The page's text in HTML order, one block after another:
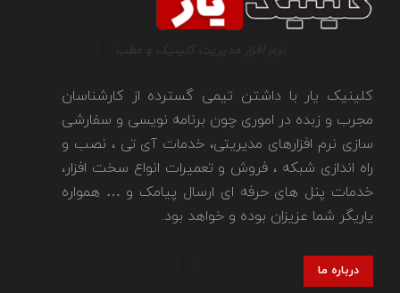
کلینیک یار با داشتن تیمی گسترده از کارشناسان
مجرب و زبده در اموری چون برنامه نویسی و سفارشی
سازی نرم افزارهای مدیریتی، خدمات آی تی ، نصب و
راه اندازی شبکه ، فروش و تعمیرات انواع سخت افزار،
خدمات پنل های حرفه ای ارسال پیامک و … همواره
یاریگر شما عزیزان بوده و خواهد بود.
درباره ما